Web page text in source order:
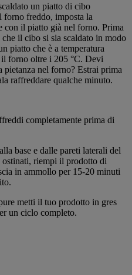
un piatto di cibo
forno freddo, imposta la
con il piatto già nel forno. Prima
il cibo si sia scaldato in modo
piatto che è a temperatura
forno oltre i 205 °C. Devi
pietanza nel forno? Estrai prima
raffreddare qualche minuto.
completamente prima di
base e dalle pareti laterali del
riempi il prodotto di
in ammollo per 15-20 minuti
metti il tuo prodotto in gres
un ciclo completo.